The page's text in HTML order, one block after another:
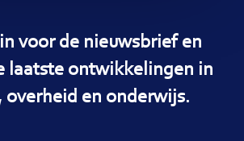
voor de nieuwsbrief en
laatste ontwikkelingen in
overheid en onderwijs.